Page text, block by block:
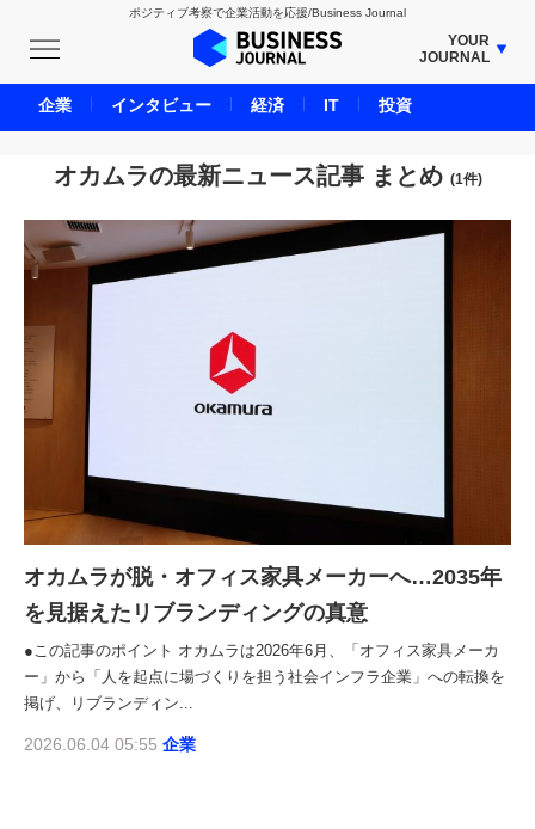
ポジティブ考察で企業活動を応援/Business Journal
YOUR
JOURNAL
BUSINESS JOURNAL
UNICORN JOURNAL
CARBON CREDITS JOURNAL
ENERGY MANAGEMENT JOURNAL
INBOUND JOURNAL
AI JOURNAL
REAL ESTATE BROKERAGE JOURNAL
SMART MARKETING JOURNAL
ADOPTABLE DOG JOURNAL
オカムラの最新ニュース記事 まとめ (1件)
オカムラが脱・オフィス家具メーカーへ…2035年
を見据えたリブランディングの真意
●この記事のポイント オカムラは2026年6月、「オフィス家具メーカ
ー」から「人を起点に場づくりを担う社会インフラ企業」への転換を
掲げ、リブランディン...
2026.06.04 05:55 企業
企業 インタビュー 経済 IT 投資